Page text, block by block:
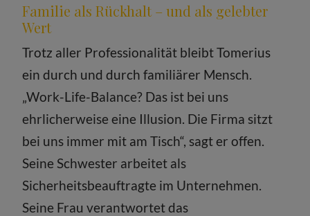
Familie als Rückhalt – und als gelebter
Wert
Trotz aller Professionalität bleibt Tomerius
ein durch und durch familiärer Mensch.
„Work-Life-Balance? Das ist bei uns
ehrlicherweise eine Illusion. Die Firma sitzt
bei uns immer mit am Tisch“, sagt er offen.
Seine Schwester arbeitet als
Sicherheitsbeauftragte im Unternehmen.
Seine Frau verantwortet das